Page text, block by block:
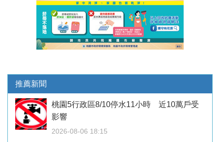
推薦新聞
桃園5行政區8/10停水11小時 近10萬戶受
影響
2026-08-06 18:15